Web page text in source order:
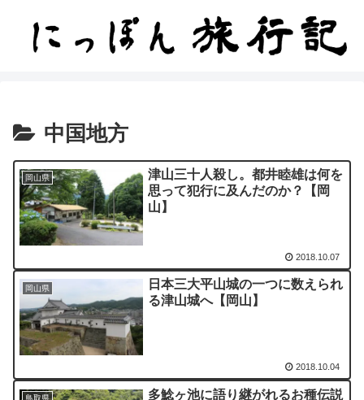
中国地方
岡山県
津山三十人殺し。都井睦雄は何を
思って犯行に及んだのか？【岡
山】
2018.10.07
岡山県
日本三大平山城の一つに数えられ
る津山城へ【岡山】
2018.10.04
鳥取県
多鯰ヶ池に語り継がれるお種伝説